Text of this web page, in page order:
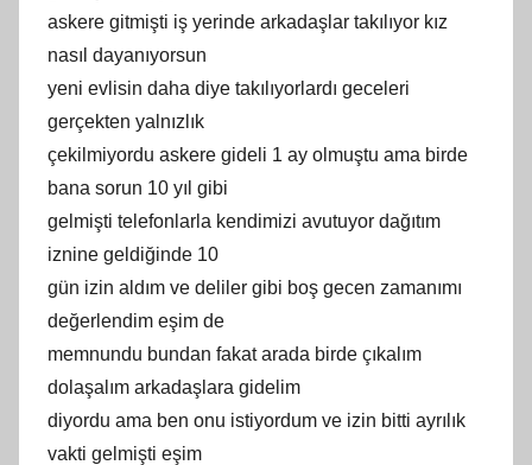
askere gitmişti iş yerinde arkadaşlar takılıyor kız
nasıl dayanıyorsun
yeni evlisin daha diye takılıyorlardı geceleri
gerçekten yalnızlık
çekilmiyordu askere gideli 1 ay olmuştu ama birde
bana sorun 10 yıl gibi
gelmişti telefonlarla kendimizi avutuyor dağıtım
iznine geldiğinde 10
gün izin aldım ve deliler gibi boş gecen zamanımı
değerlendim eşim de
memnundu bundan fakat arada birde çıkalım
dolaşalım arkadaşlara gidelim
diyordu ama ben onu istiyordum ve izin bitti ayrılık
vakti gelmişti eşim